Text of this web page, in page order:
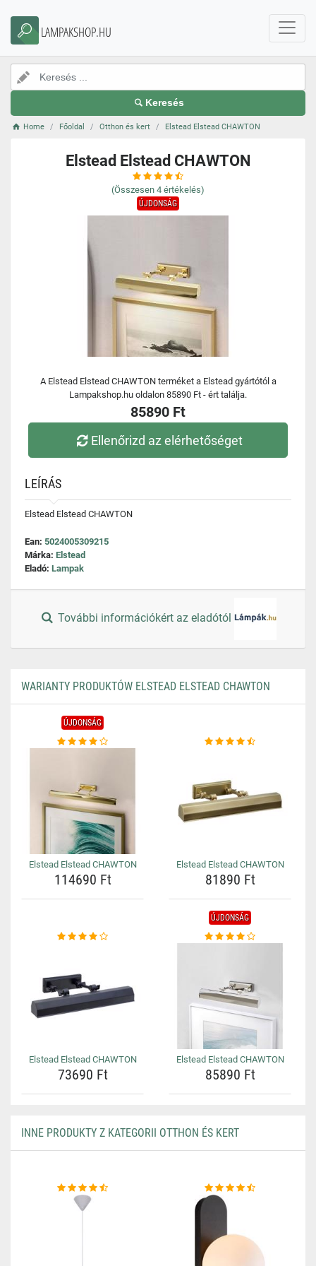
LAMPAKSHOP.HU
Keresés
Home Főoldal Otthon és kert Elstead Elstead CHAWTON
Elstead Elstead CHAWTON
(Összesen 4 értékelés)
ÚJDONSÁG
A Elstead Elstead CHAWTON terméket a Elstead gyártótól a
Lampakshop.hu oldalon 85890 Ft - ért találja.
85890 Ft
Ellenőrizd az elérhetőséget
LEÍRÁS
Elstead Elstead CHAWTON
Ean: 5024005309215
Márka: Elstead
Eladó: Lampak
További információkért az eladótól
WARIANTY PRODUKTÓW ELSTEAD ELSTEAD CHAWTON
ÚJDONSÁG
Elstead Elstead CHAWTON
114690 Ft
Elstead Elstead CHAWTON
81890 Ft
Elstead Elstead CHAWTON
73690 Ft
ÚJDONSÁG
Elstead Elstead CHAWTON
85890 Ft
INNE PRODUKTY Z KATEGORII OTTHON ÉS KERT